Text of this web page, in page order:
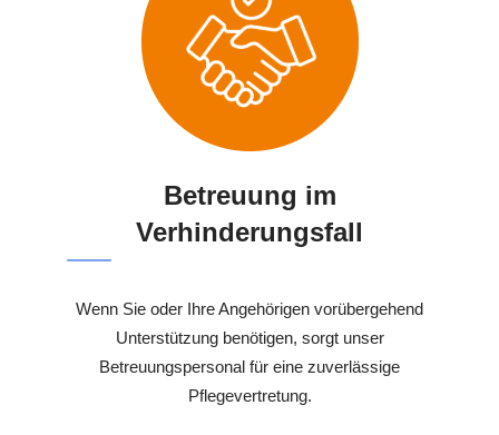
Betreuung im
Verhinderungsfall
Wenn Sie oder Ihre Angehörigen vorübergehend
Unterstützung benötigen, sorgt unser
Betreuungspersonal für eine zuverlässige
Pflegevertretung.